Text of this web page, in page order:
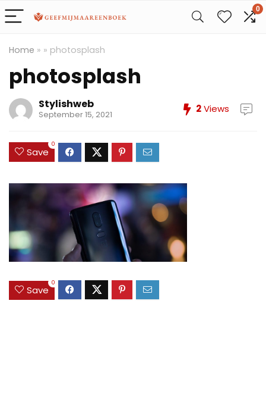
0
Home » » photosplash
photosplash
Stylishweb
September 15, 2021 2Views
Save
0
Save
0